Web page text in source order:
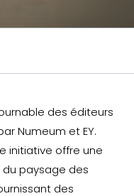
des éditeurs
Numeum et EY.
initiative offre une
paysage des
des